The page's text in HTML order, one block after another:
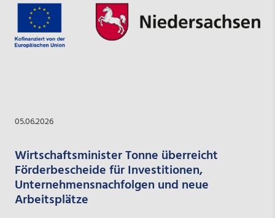
05.06.2026
Wirtschaftsminister Tonne überreicht
Förderbescheide für Investitionen,
Unternehmensnachfolgen und neue
Arbeitsplätze